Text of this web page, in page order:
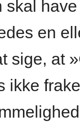
skal
en
sige, at
ikke